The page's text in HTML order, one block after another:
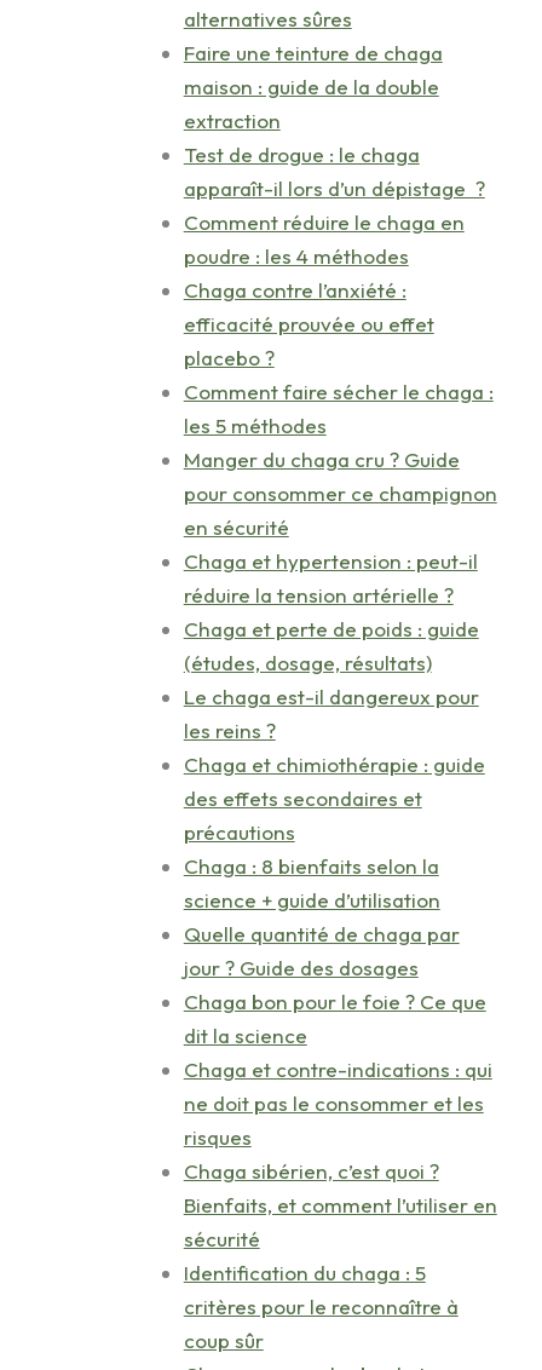
alternatives sûres
Faire une teinture de chaga
maison : guide de la double
extraction
Test de drogue : le chaga
apparaît-il lors d’un dépistage ?
Comment réduire le chaga en
poudre : les 4 méthodes
Chaga contre l’anxiété :
efficacité prouvée ou effet
placebo ?
Comment faire sécher le chaga :
les 5 méthodes
Manger du chaga cru ? Guide
pour consommer ce champignon
en sécurité
Chaga et hypertension : peut-il
réduire la tension artérielle ?
Chaga et perte de poids : guide
(études, dosage, résultats)
Le chaga est-il dangereux pour
les reins ?
Chaga et chimiothérapie : guide
des effets secondaires et
précautions
Chaga : 8 bienfaits selon la
science + guide d’utilisation
Quelle quantité de chaga par
jour ? Guide des dosages
Chaga bon pour le foie ? Ce que
dit la science
Chaga et contre-indications : qui
ne doit pas le consommer et les
risques
Chaga sibérien, c’est quoi ?
Bienfaits, et comment l’utiliser en
sécurité
Identification du chaga : 5
critères pour le reconnaître à
coup sûr